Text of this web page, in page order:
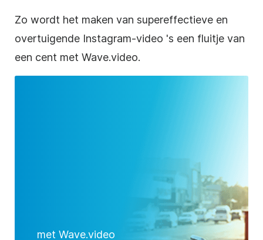
Zo wordt het maken van supereffectieve en
overtuigende Instagram-video 's een fluitje van
een cent met Wave.video.
met Wave.video